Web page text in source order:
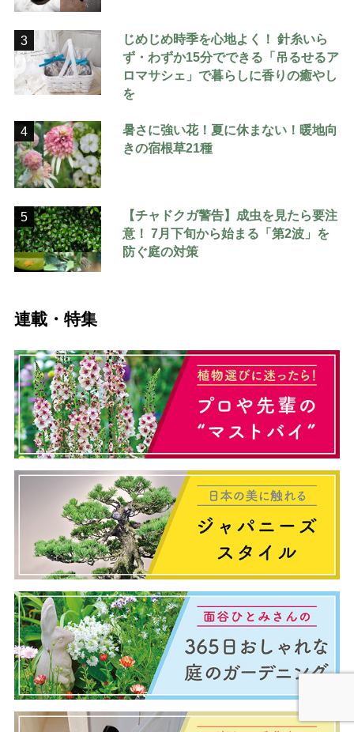
3
じめじめ時季を心地よく！ 針糸いら
ず・わずか15分でできる「吊るせるア
ロマサシェ」で暮らしに香りの癒やし
を
4
暑さに強い花！夏に休まない！暖地向
きの宿根草21種
5
【チャドクガ警告】成虫を見たら要注
意！ 7月下旬から始まる「第2波」を
防ぐ庭の対策
連載・特集